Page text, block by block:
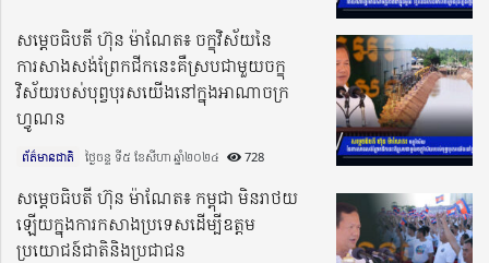
សម្តេចធិបតី ហ៊ុន ម៉ាណែត៖ ចក្ខុវិស័យនៃ
ការសាងសង់ព្រែកជីកនេះគឺស្របជាមួយចក្ខុ
វិស័យរបស់បុព្វបុរសយើងនៅក្នុងអាណាចក្រ
ហ្វូណន
ព័ត៌មានជាតិ ថ្ងៃចន្ទ ទី៥ ខែសីហា ឆ្នាំ២០២៤​ 728
សម្តេចធិបតី ហ៊ុន ម៉ាណែត៖ កម្ពុជា មិនរាថយ
ឡើយក្នុងការកសាងប្រទេសដើម្បីឧត្តម
ប្រយោជន៍ជាតិនិងប្រជាជន